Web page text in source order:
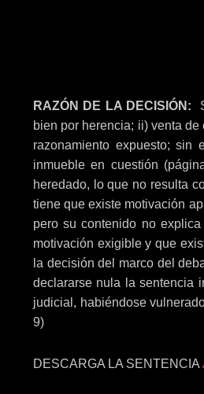
RAZÓN DE LA DECISIÓN:
bien por herencia; ii) venta
razonamiento expuesto; sin
inmueble en cuestión
heredado, lo que no resulta
tiene que existe motivación
pero su contenido no
motivación exigible y que
la decisión del marco del
declararse nula la sentencia
judicial, habiéndose
9)
DESCARGA LA SENTENCIA